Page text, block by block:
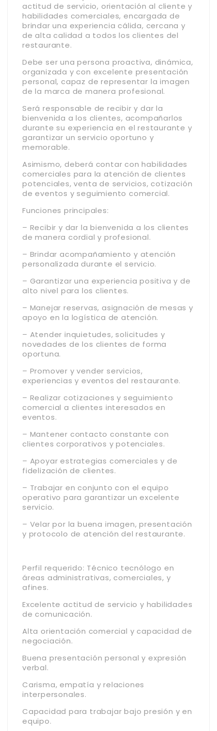
actitud de servicio, orientación al cliente y
habilidades comerciales, encargada de
brindar una experiencia cálida, cercana y
de alta calidad a todos los clientes del
restaurante.
Debe ser una persona proactiva, dinámica,
organizada y con excelente presentación
personal, capaz de representar la imagen
de la marca de manera profesional.
Será responsable de recibir y dar la
bienvenida a los clientes, acompañarlos
durante su experiencia en el restaurante y
garantizar un servicio oportuno y
memorable.
Asimismo, deberá contar con habilidades
comerciales para la atención de clientes
potenciales, venta de servicios, cotización
de eventos y seguimiento comercial.
Funciones principales:
– Recibir y dar la bienvenida a los clientes
de manera cordial y profesional.
– Brindar acompañamiento y atención
personalizada durante el servicio.
– Garantizar una experiencia positiva y de
alto nivel para los clientes.
– Manejar reservas, asignación de mesas y
apoyo en la logística de atención.
– Atender inquietudes, solicitudes y
novedades de los clientes de forma
oportuna.
– Promover y vender servicios,
experiencias y eventos del restaurante.
– Realizar cotizaciones y seguimiento
comercial a clientes interesados en
eventos.
– Mantener contacto constante con
clientes corporativos y potenciales.
– Apoyar estrategias comerciales y de
fidelización de clientes.
– Trabajar en conjunto con el equipo
operativo para garantizar un excelente
servicio.
– Velar por la buena imagen, presentación
y protocolo de atención del restaurante.
Perfil requerido: Técnico tecnólogo en
áreas administrativas, comerciales, y
afines.
Excelente actitud de servicio y habilidades
de comunicación.
Alta orientación comercial y capacidad de
negociación.
Buena presentación personal y expresión
verbal.
Carisma, empatía y relaciones
interpersonales.
Capacidad para trabajar bajo presión y en
equipo.